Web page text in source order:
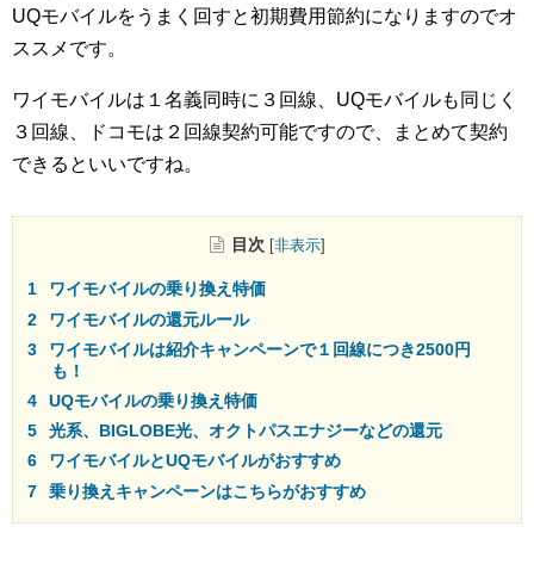
UQモバイルをうまく回すと初期費用節約になりますのでオ
ススメです。
ワイモバイルは１名義同時に３回線、UQモバイルも同じく
３回線、ドコモは２回線契約可能ですので、まとめて契約
できるといいですね。
目次 [非表示]
ワイモバイルの乗り換え特価
ワイモバイルの還元ルール
ワイモバイルは紹介キャンペーンで１回線につき2500円
も！
UQモバイルの乗り換え特価
光系、BIGLOBE光、オクトパスエナジーなどの還元
ワイモバイルとUQモバイルがおすすめ
乗り換えキャンペーンはこちらがおすすめ